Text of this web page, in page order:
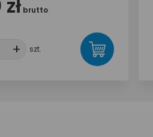
brutto
+ +
szt.